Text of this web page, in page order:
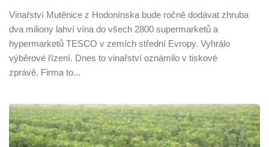
Vinařství Mutěnice z Hodonínska bude ročně dodávat zhruba
dva miliony lahví vína do všech 2800 supermarketů a
hypermarketů TESCO v zemích střední Evropy. Vyhrálo
výběrové řízení. Dnes to vinařství oznámilo v tiskové
zprávě. Firma to...